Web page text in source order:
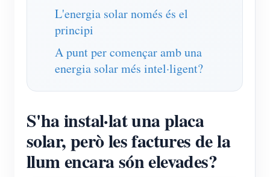
L'energia solar només és el
principi
A punt per començar amb una
energia solar més intel·ligent?
S'ha instal·lat una placa
solar, però les factures de la
llum encara són elevades?